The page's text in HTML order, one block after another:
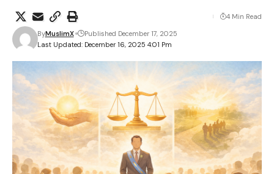
Last Updated: December 16, 2025 4:01 Pm
ByMuslimX Published December 17, 2025
4 Min Read